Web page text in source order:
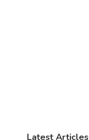
Latest Articles